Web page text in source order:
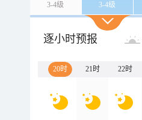
3-4级 3-4级
逐小时预报
20时 21时 22时